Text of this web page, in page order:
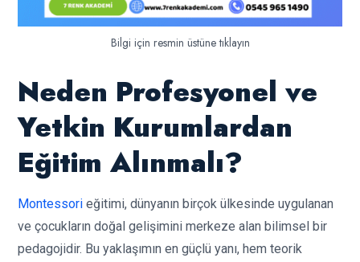
Bilgi için resmin üstüne tıklayın
Neden Profesyonel ve
Yetkin Kurumlardan
Eğitim Alınmalı?
Montessori eğitimi, dünyanın birçok ülkesinde uygulanan
ve çocukların doğal gelişimini merkeze alan bilimsel bir
pedagojidir. Bu yaklaşımın en güçlü yanı, hem teorik